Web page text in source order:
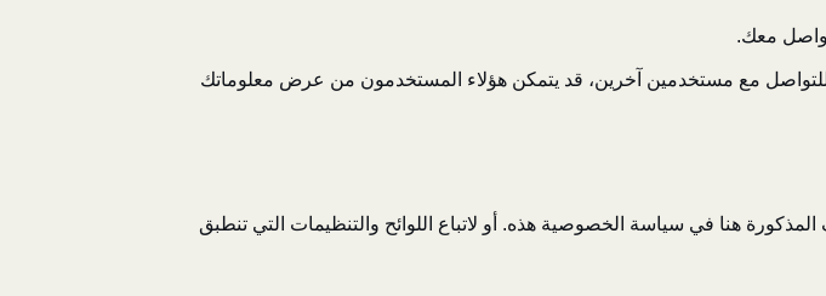
معك.
مع مستخدمين آخرين، قد يتمكن هؤلاء المستخدمون من عرض معلوماتك
هنا في سياسة الخصوصية هذه. أو لاتباع اللوائح والتنظيمات التي تنطبق